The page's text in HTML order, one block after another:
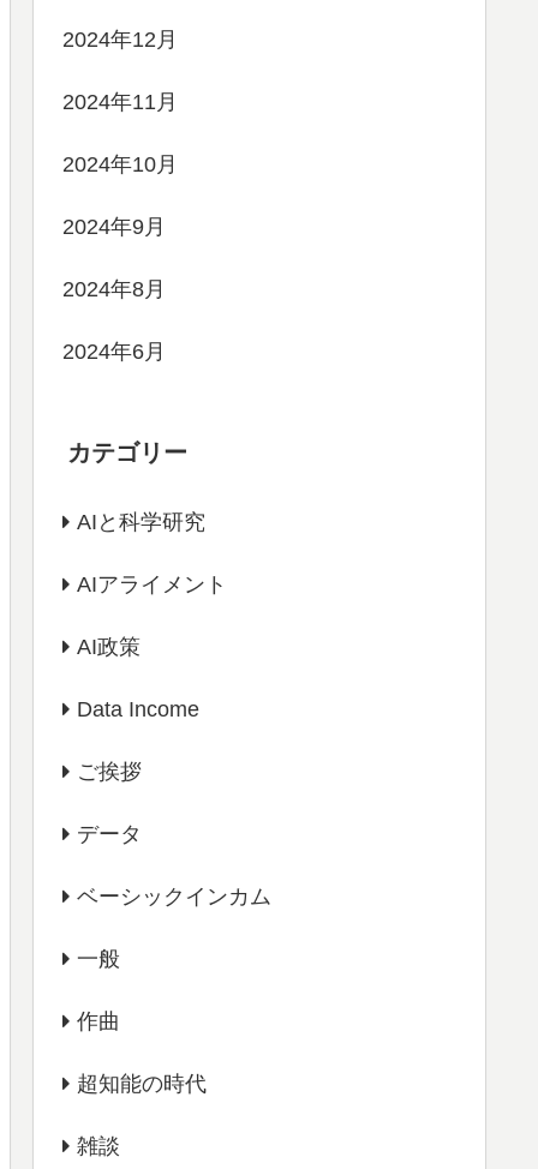
2024年12月
2024年11月
2024年10月
2024年9月
2024年8月
2024年6月
カテゴリー
AIと科学研究
AIアライメント
AI政策
Data Income
ご挨拶
データ
ベーシックインカム
一般
作曲
超知能の時代
雑談